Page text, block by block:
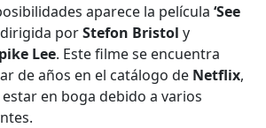
aparece la película ‘See
porStefon Bristol y
Lee. Este filme se encuentra
de años en el catálogo de Netflix,
en boga debido a varios